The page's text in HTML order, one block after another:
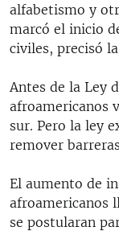
alfabetismo y
marcó el inicio
civiles, precisó la
Antes de la Ley
afroamericanos
sur. Pero la ley
remover
El aumento de
afroamericanos
se postularan